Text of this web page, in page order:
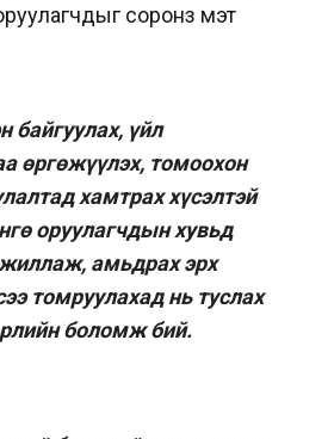
соронз мэт
байгуулах, үйл
өргөжүүлэх, томоохон
хамтрах хүсэлтэй
оруулагчдын хувьд
амьдрах эрх
томруулахад нь туслах
боломж бий.